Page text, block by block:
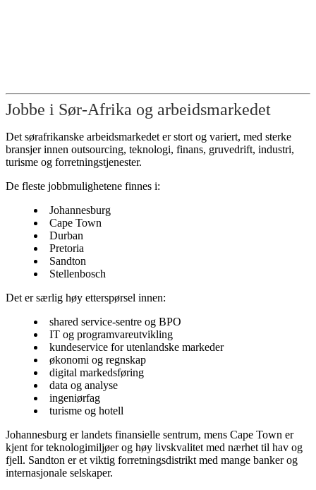
Jobbe i Sør-Afrika og arbeidsmarkedet
Det sørafrikanske arbeidsmarkedet er stort og variert, med sterke
bransjer innen outsourcing, teknologi, finans, gruvedrift, industri,
turisme og forretningstjenester.
De fleste jobbmulighetene finnes i:
Johannesburg
Cape Town
Durban
Pretoria
Sandton
Stellenbosch
Det er særlig høy etterspørsel innen:
shared service-sentre og BPO
IT og programvareutvikling
kundeservice for utenlandske markeder
økonomi og regnskap
digital markedsføring
data og analyse
ingeniørfag
turisme og hotell
Johannesburg er landets finansielle sentrum, mens Cape Town er
kjent for teknologimiljøer og høy livskvalitet med nærhet til hav og
fjell. Sandton er et viktig forretningsdistrikt med mange banker og
internasjonale selskaper.